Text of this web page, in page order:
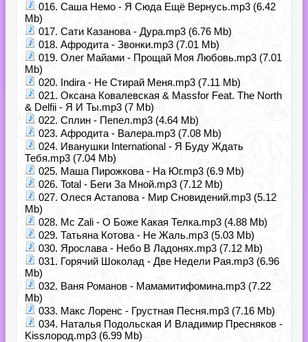
016. Саша Немо - Я Сюда Ещё Вернусь.mp3 (6.42
Mb)
017. Сати Казанова - Дура.mp3 (6.76 Mb)
018. Афродита - Звонки.mp3 (7.01 Mb)
019. Олег Майами - Прощай Моя Любовь.mp3 (7.01
Mb)
020. Indira - Не Стирай Меня.mp3 (7.11 Mb)
021. Оксана Ковалевская & Massfor Feat. The North
& Delfii - Я И Ты.mp3 (7 Mb)
022. Сплин - Пепел.mp3 (4.64 Mb)
023. Афродита - Валера.mp3 (7.08 Mb)
024. Иванушки International - Я Буду Ждать
Тебя.mp3 (7.04 Mb)
025. Маша Пирожкова - На Юг.mp3 (6.9 Mb)
026. Total - Беги За Мной.mp3 (7.12 Mb)
027. Олеся Астапова - Мир Сновидений.mp3 (5.12
Mb)
028. Mc Zali - О Боже Какая Телка.mp3 (4.88 Mb)
029. Татьяна Котова - Не Жаль.mp3 (5.03 Mb)
030. Ярослава - Небо В Ладонях.mp3 (7.12 Mb)
031. Горячий Шоколад - Две Недели Рая.mp3 (6.96
Mb)
032. Ваня Романов - Мамамитифомина.mp3 (7.22
Mb)
033. Макс Лоренс - Грустная Песня.mp3 (7.16 Mb)
034. Наталья Подольская И Владимир Пресняков -
Kissлород.mp3 (6.99 Mb)